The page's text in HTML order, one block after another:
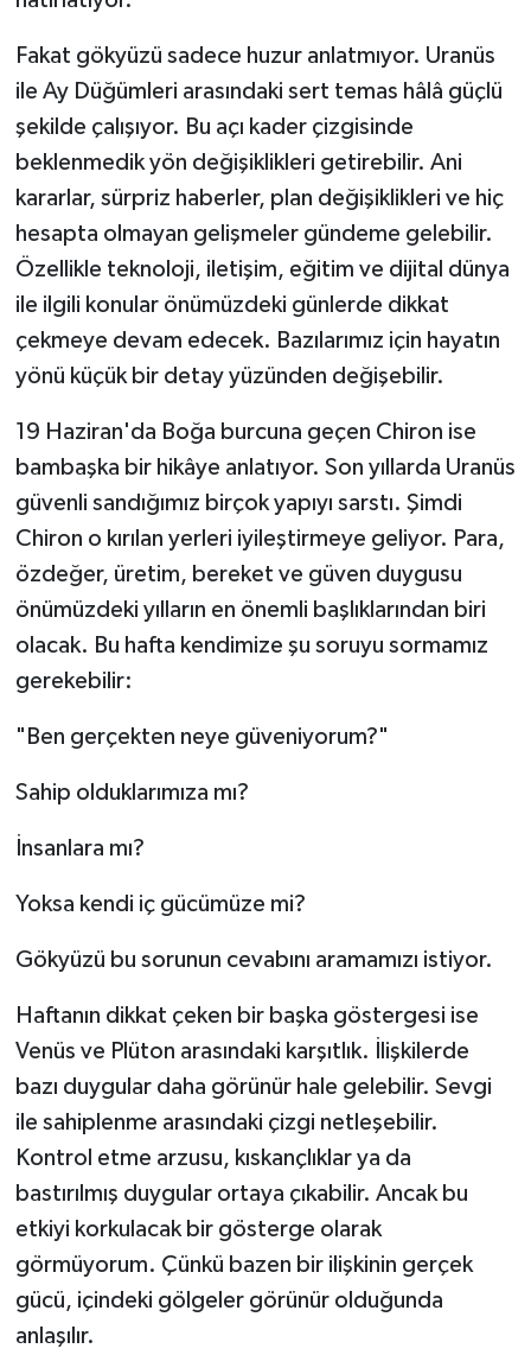
Fakat gökyüzü sadece huzur anlatmıyor. Uranüs
ile Ay Düğümleri arasındaki sert temas hâlâ güçlü
şekilde çalışıyor. Bu açı kader çizgisinde
beklenmedik yön değişiklikleri getirebilir. Ani
kararlar, sürpriz haberler, plan değişiklikleri ve hiç
hesapta olmayan gelişmeler gündeme gelebilir.
Özellikle teknoloji, iletişim, eğitim ve dijital dünya
ile ilgili konular önümüzdeki günlerde dikkat
çekmeye devam edecek. Bazılarımız için hayatın
yönü küçük bir detay yüzünden değişebilir.
19 Haziran'da Boğa burcuna geçen Chiron ise
bambaşka bir hikâye anlatıyor. Son yıllarda Uranüs
güvenli sandığımız birçok yapıyı sarstı. Şimdi
Chiron o kırılan yerleri iyileştirmeye geliyor. Para,
özdeğer, üretim, bereket ve güven duygusu
önümüzdeki yılların en önemli başlıklarından biri
olacak. Bu hafta kendimize şu soruyu sormamız
gerekebilir:
"Ben gerçekten neye güveniyorum?"
Sahip olduklarımıza mı?
İnsanlara mı?
Yoksa kendi iç gücümüze mi?
Gökyüzü bu sorunun cevabını aramamızı istiyor.
Haftanın dikkat çeken bir başka göstergesi ise
Venüs ve Plüton arasındaki karşıtlık. İlişkilerde
bazı duygular daha görünür hale gelebilir. Sevgi
ile sahiplenme arasındaki çizgi netleşebilir.
Kontrol etme arzusu, kıskançlıklar ya da
bastırılmış duygular ortaya çıkabilir. Ancak bu
etkiyi korkulacak bir gösterge olarak
görmüyorum. Çünkü bazen bir ilişkinin gerçek
gücü, içindeki gölgeler görünür olduğunda
anlaşılır.